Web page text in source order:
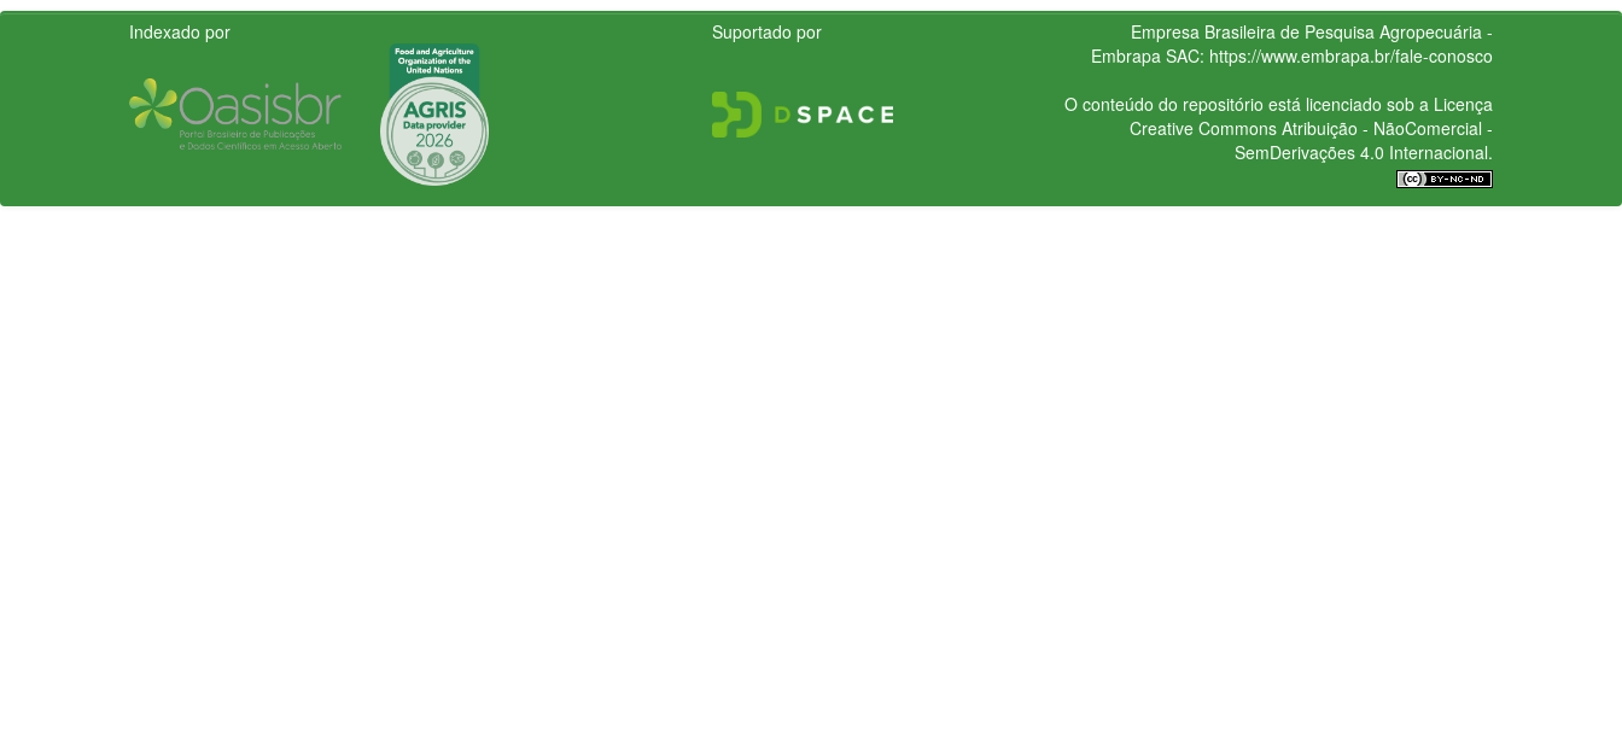
Indexado por
Suportado por
Empresa Brasileira de Pesquisa Agropecuária -
Embrapa SAC: https://www.embrapa.br/fale-conosco
O conteúdo do repositório está licenciado sob a Licença
Creative CommonsAtribuição - NãoComercial -
SemDerivações 4.0 Internacional.